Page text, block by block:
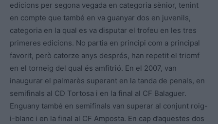
edicions per segona vegada en categoria sènior, tenint
en compte que també en va guanyar dos en juvenils,
categoria en la qual es va disputar el trofeu en les tres
primeres edicions. No partia en principi com a principal
favorit, però catorze anys després, han repetit el triomf
en el torneig del qual és amfitrió. En el 2007, van
inaugurar el palmarès superant en la tanda de penals, en
semifinals al CD Tortosa i en la final al CF Balaguer.
Enguany també en semifinals van superar al conjunt roig-
i-blanc i en la final al CF Amposta. En cap d’aquestes dos